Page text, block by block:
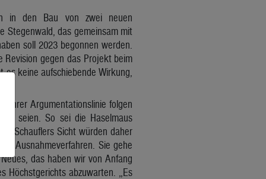
in den Bau von zwei neuen
Stegenwald, das gemeinsam mit
soll 2023 begonnen werden.
Revision gegen das Projekt beim
keine aufschiebende Wirkung,
ihrer Argumentationslinie folgen
seien. So sei die Haselmaus
Schauflers Sicht würden daher
Ausnahmeverfahren. Sie gehe
das haben wir von Anfang
Höchstgerichts abzuwarten. „Es